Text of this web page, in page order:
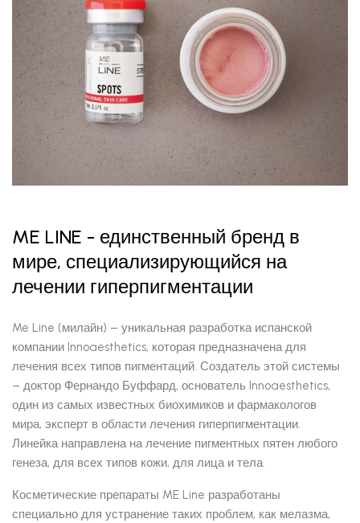
ME LINE - единственный бренд в
мире, специализирующийся на
лечении гиперпигментации
Me Line (милайн) – уникальная разработка испанской
компании Innoaesthetics, которая предназначена для
лечения всех типов пигментаций. Создатель этой системы
– доктор Фернандо Буффард, основатель Innoaesthetics,
один из самых известных биохимиков и фармакологов
мира, эксперт в области лечения гиперпигментации.
Линейка направлена на лечение пигментных пятен любого
генеза, для всех типов кожи, для лица и тела.
Косметические препараты ME Line разработаны
специально для устранение таких проблем, как мелазма,